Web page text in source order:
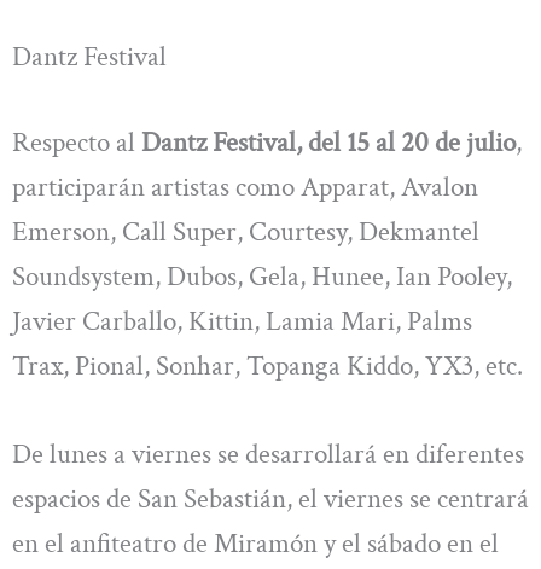
Dantz Festival
Respecto al Dantz Festival, del 15 al 20 de julio,
participarán artistas como Apparat, Avalon
Emerson, Call Super, Courtesy, Dekmantel
Soundsystem, Dubos, Gela, Hunee, Ian Pooley,
Javier Carballo, Kittin, Lamia Mari, Palms
Trax, Pional, Sonhar, Topanga Kiddo, YX3, etc.
De lunes a viernes se desarrollará en diferentes
espacios de San Sebastián, el viernes se centrará
en el anfiteatro de Miramón y el sábado en el